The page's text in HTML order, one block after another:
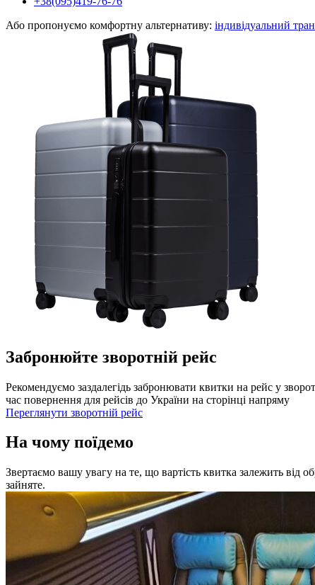
Або пропонуємо комфортну альтернативу: індивідуальний
Забронюйте зворотній рейс
Рекомендуємо заздалегідь забронювати квитки на рейс у
час повернення для рейсів до України на сторінці напряму
Переглянути зворотній рейс
На чому поїдемо
Звертаємо вашу увагу на те, що вартість квитка залежить
зайняте.